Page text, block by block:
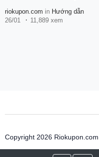
riokupon.com in Hướng dẫn
26/01
11,889 xem
Copyright 2026 Riokupon.com